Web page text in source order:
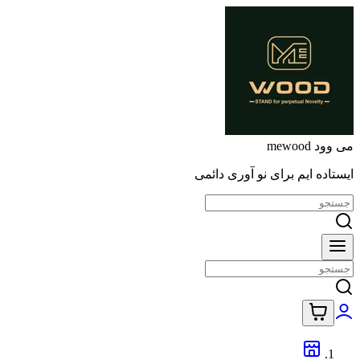
می وود mewood
ایستاده ایم برای نو آوری دائمی